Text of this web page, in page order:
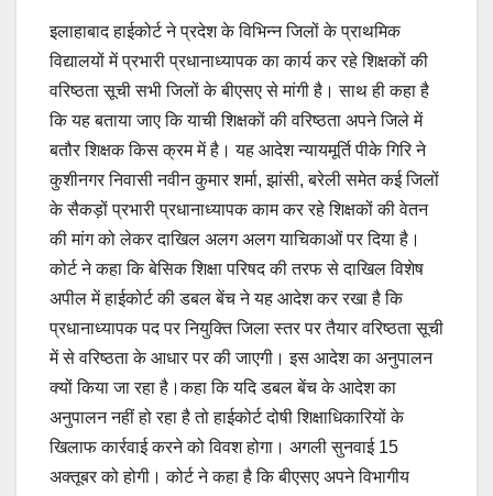
इलाहाबाद हाईकोर्ट ने प्रदेश के विभिन्न जिलों के प्राथमिक
विद्यालयों में प्रभारी प्रधानाध्यापक का कार्य कर रहे शिक्षकों की
वरिष्ठता सूची सभी जिलों के बीएसए से मांगी है। साथ ही कहा है
कि यह बताया जाए कि याची शिक्षकों की वरिष्ठता अपने जिले में
बतौर शिक्षक किस क्रम में है। यह आदेश न्यायमूर्ति पीके गिरि ने
कुशीनगर निवासी नवीन कुमार शर्मा, झांसी, बरेली समेत कई जिलों
के सैकड़ों प्रभारी प्रधानाध्यापक काम कर रहे शिक्षकों की वेतन
की मांग को लेकर दाखिल अलग अलग याचिकाओं पर दिया है।
कोर्ट ने कहा कि बेसिक शिक्षा परिषद की तरफ से दाखिल विशेष
अपील में हाईकोर्ट की डबल बेंच ने यह आदेश कर रखा है कि
प्रधानाध्यापक पद पर नियुक्ति जिला स्तर पर तैयार वरिष्ठता सूची
में से वरिष्ठता के आधार पर की जाएगी। इस आदेश का अनुपालन
क्यों किया जा रहा है।कहा कि यदि डबल बेंच के आदेश का
अनुपालन नहीं हो रहा है तो हाईकोर्ट दोषी शिक्षाधिकारियों के
खिलाफ कार्रवाई करने को विवश होगा। अगली सुनवाई 15
अक्तूबर को होगी। कोर्ट ने कहा है कि बीएसए अपने विभागीय